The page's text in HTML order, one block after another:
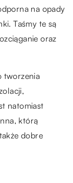
na opady
Taśmy te są
oraz
tworzenia
natomiast
którą
dobre